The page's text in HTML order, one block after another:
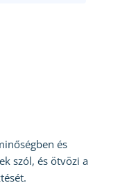
és
szól, és ötvözi a